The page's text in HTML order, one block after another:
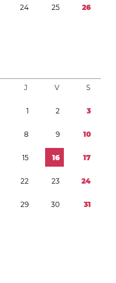
24 25 26
J V S
1 2 3
8 9 10
15 16 17
22 23 24
29 30 31